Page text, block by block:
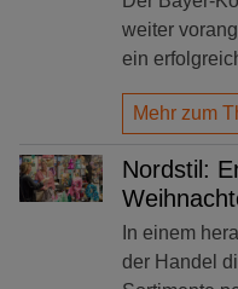
weiter
ein
Mehr zum
Nordstil:
In einem
der Handel